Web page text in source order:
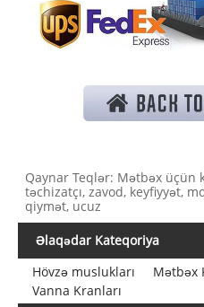
Qaynar Teqlər: Mətbəx üçün
təchizatçı, zavod, keyfiyyət,
qiymət, ucuz
Əlaqədar Kateqoriya
Hövzə muslukları
Mətbəx
Vanna Kranları